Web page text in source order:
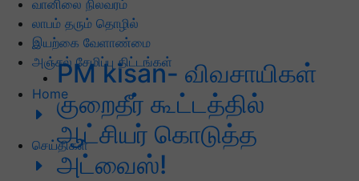
வானிலை நிலவரம்
லாபம் தரும் தொழில்
இயற்கை வேளாண்மை
அஞ்சல் சேமிப்பு திட்டங்கள்
Home
செய்திகள்
PM kisan- விவசாயிகள்
குறைதீர் கூட்டத்தில்
ஆட்சியர் கொடுத்த
அட்வைஸ்!